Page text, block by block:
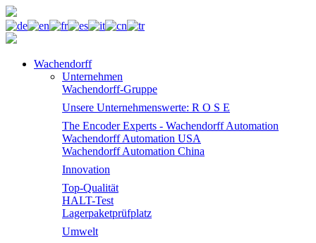
Wachendorff
Unternehmen
Wachendorff-Gruppe
Unsere Unternehmenswerte: R O S E
The Encoder Experts - Wachendorff Automation
Wachendorff Automation USA
Wachendorff Automation China
Innovation
Top-Qualität
HALT-Test
Lagerpaketprüfplatz
Umwelt